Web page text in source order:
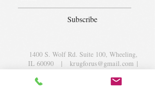
Subscribe
1400 S. Wolf Rd. Suite 100, Wheeling,
IL 60090 |krugforus@gmail.com |